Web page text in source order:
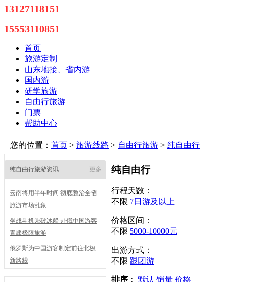
13127118151
15553110851
首页
旅游定制
山东地接、省内游
国内游
研学旅游
自由行旅游
门票
帮助中心
您的位置： 首页 > 旅游线路 > 自由行旅游 > 纯自由行
纯自由行旅游资讯 更多
云南将用半年时间 彻底整治全省
旅游市场乱象
坐战斗机乘破冰船 赴俄中国游客
青睐极限旅游
俄罗斯为中国游客制定前往北极
新路线
纯自由行
行程天数：
不限 7日游及以上
价格区间：
不限 5000-10000元
出游方式：
不限 跟团游
排序： 默认 销量 价格